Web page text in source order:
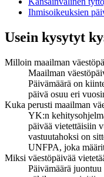
Ihmisoikeuksien
Usein kysytyt
Milloin maailman
Maailman
Päivämäärä on
päivä osuu eri
Kuka perusti maailman
YK:n
päivää vietettäisiin
vastuutahoksi on
UNFPA, joka
Miksi väestöpäivää
Päivämäärä